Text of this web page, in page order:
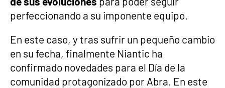
perfeccionando a su imponente equipo.
En este caso, y tras sufrir un pequeño cambio
en su fecha, finalmente Niantic ha
confirmado novedades para el Día de la
comunidad protagonizado por Abra. En este